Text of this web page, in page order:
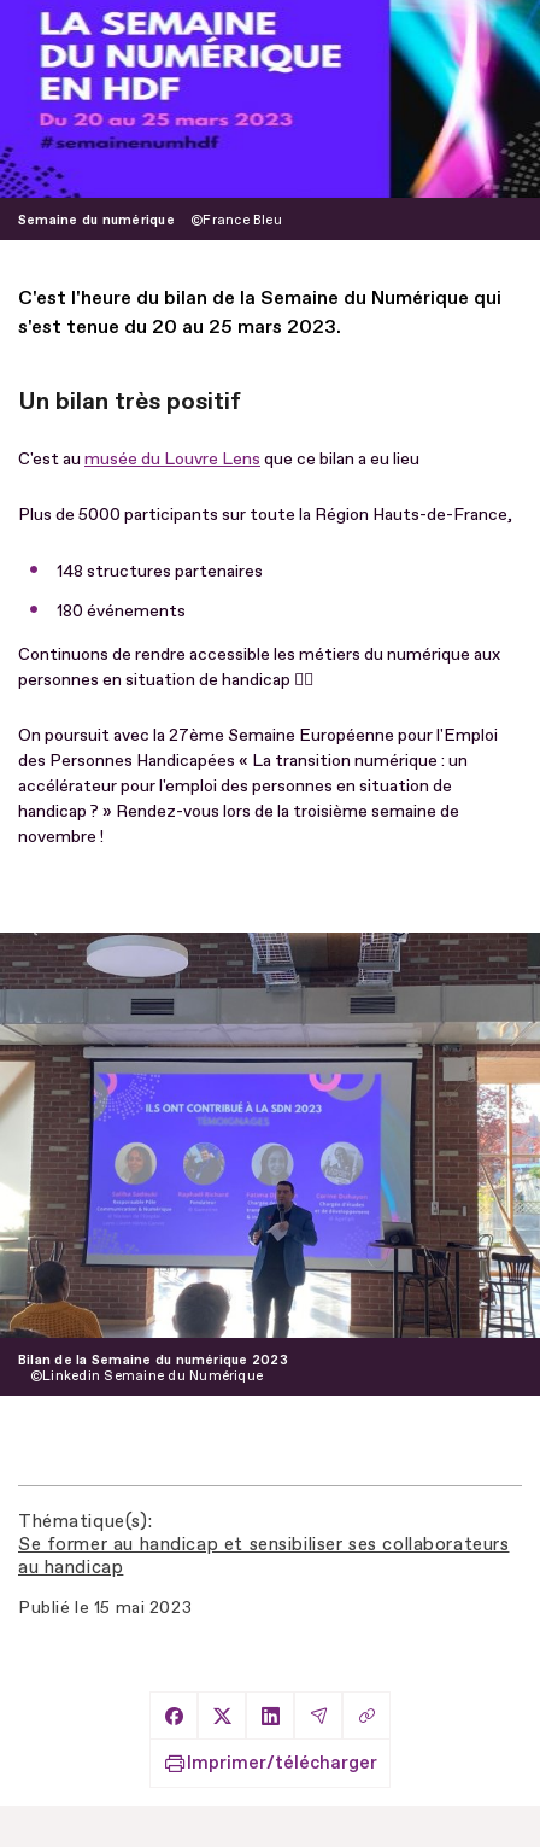
Semaine du numérique France Bleu
C'est l'heure du bilan de la Semaine du Numérique qui
s'est tenue du 20 au 25 mars 2023.
Un bilan très positif
C'est au musée du Louvre Lens que ce bilan a eu lieu
Plus de 5000 participants sur toute la Région Hauts-de-France,
148 structures partenaires
180 événements
Continuons de rendre accessible les métiers du numérique aux
personnes en situation de handicap 👍🏻
On poursuit avec la 27ème Semaine Européenne pour l'Emploi
des Personnes Handicapées « La transition numérique : un
accélérateur pour l'emploi des personnes en situation de
handicap ? » Rendez-vous lors de la troisième semaine de
novembre !
Fichier
Bilan de la Semaine du numérique 2023
Linkedin Semaine du Numérique
Thématique(s)
Se former au handicap et sensibiliser ses collaborateurs
au handicap
Publié le 15 mai 2023
Partager sur Facebook
Partager sur X
Partager sur LinkedIn
Partager par Email
Copier le lien
Imprimer/télécharger